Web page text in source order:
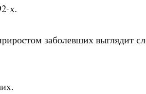
х.
заболевших выглядит